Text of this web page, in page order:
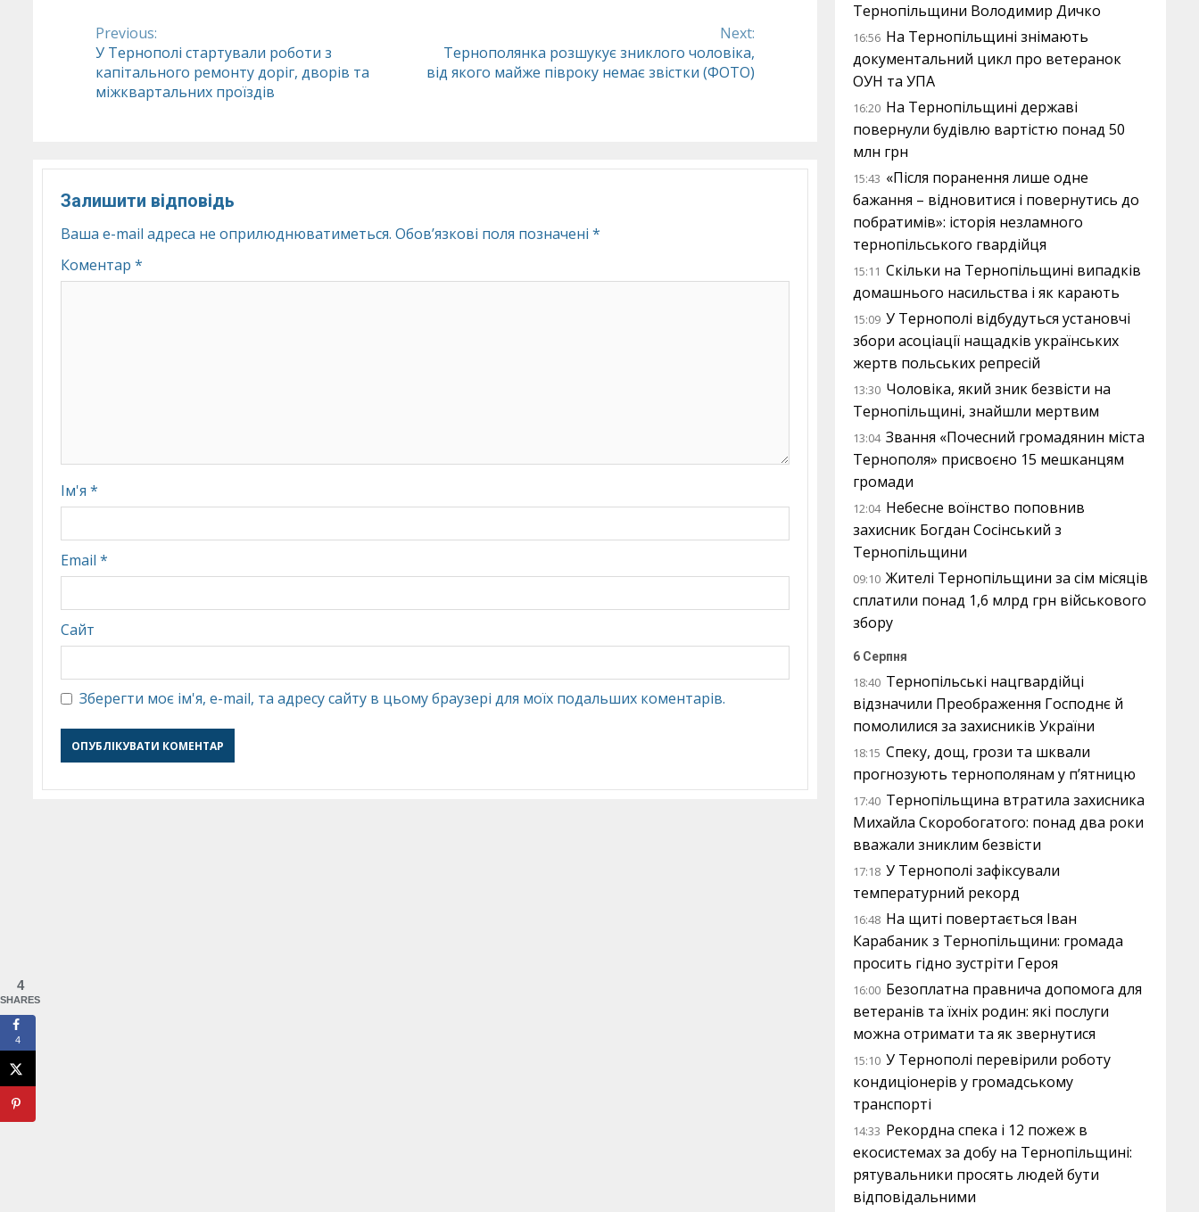
Continue
Reading
Previous:
У Тернополі стартували роботи з
капітального ремонту доріг, дворів та
міжквартальних проїздів
Next:
Тернополянка розшукує зниклого чоловіка,
від якого майже півроку немає звістки (ФОТО)
Залишити відповідь
Ваша e-mail адреса не оприлюднюватиметься. Обов’язкові поля позначені *
Коментар *
Ім'я *
Email *
Сайт
Зберегти моє ім'я, e-mail, та адресу сайту в цьому браузері для моїх подальших коментарів.
Тернопільщини Володимир Дичко
16:56 На Тернопільщині знімають
документальний цикл про ветеранок
ОУН та УПА
16:20 На Тернопільщині державі
повернули будівлю вартістю понад 50
млн грн
15:43 «Після поранення лише одне
бажання – відновитися і повернутись до
побратимів»: історія незламного
тернопільського гвардійця
15:11 Скільки на Тернопільщині випадків
домашнього насильства і як карають
15:09 У Тернополі відбудуться установчі
збори асоціації нащадків українських
жертв польських репресій
13:30 Чоловіка, який зник безвісти на
Тернопільщині, знайшли мертвим
13:04 Звання «Почесний громадянин міста
Тернополя» присвоєно 15 мешканцям
громади
12:04 Небесне воїнство поповнив
захисник Богдан Сосінський з
Тернопільщини
09:10 Жителі Тернопільщини за сім місяців
сплатили понад 1,6 млрд грн військового
збору
6 Серпня
18:40 Тернопільські нацгвардійці
відзначили Преображення Господнє й
помолилися за захисників України
18:15 Спеку, дощ, грози та шквали
прогнозують тернополянам у п’ятницю
17:40 Тернопільщина втратила захисника
Михайла Скоробогатого: понад два роки
вважали зниклим безвісти
17:18 У Тернополі зафіксували
температурний рекорд
16:48 На щиті повертається Іван
Карабаник з Тернопільщини: громада
просить гідно зустріти Героя
16:00 Безоплатна правнича допомога для
ветеранів та їхніх родин: які послуги
можна отримати та як звернутися
15:10 У Тернополі перевірили роботу
кондиціонерів у громадському
транспорті
14:33 Рекордна спека і 12 пожеж в
екосистемах за добу на Тернопільщині:
рятувальники просять людей бути
відповідальними
4
SHARES
4